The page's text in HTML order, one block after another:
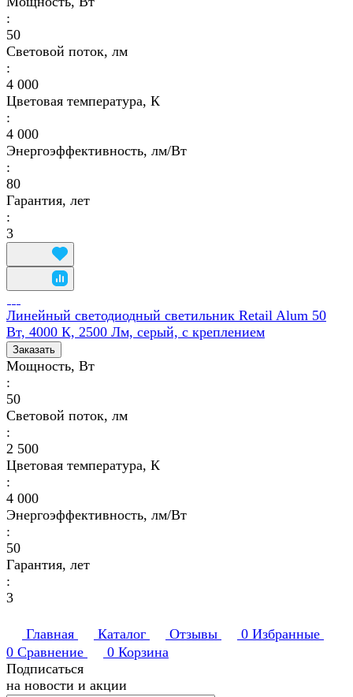
:
50
Световой поток, лм
:
4 000
Цветовая температура, К
:
4 000
Энергоэффективность, лм/Вт
:
80
Гарантия, лет
:
3
Линейный светодиодный светильник Retail Alum 50
Вт, 4000 К, 2500 Лм, серый, с креплением
Заказать
Мощность, Вт
:
50
Световой поток, лм
:
2 500
Цветовая температура, К
:
4 000
Энергоэффективность, лм/Вт
:
50
Гарантия, лет
:
3
Главная Каталог Отзывы 0 Избранные
0 Сравнение 0 Корзина
Подписаться
на новости и акции